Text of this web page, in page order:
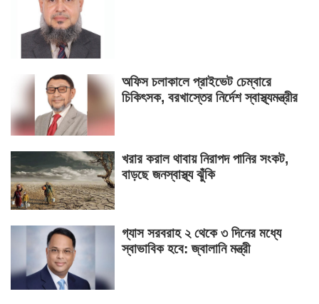
অফিস চলাকালে প্রাইভেট চেম্বারে
চিকিৎসক, বরখাস্তের নির্দেশ স্বাস্থ্যমন্ত্রীর
খরার করাল থাবায় নিরাপদ পানির সংকট,
বাড়ছে জনস্বাস্থ্য ঝুঁকি
গ্যাস সরবরাহ ২ থেকে ৩ দিনের মধ্যে
স্বাভাবিক হবে: জ্বালানি মন্ত্রী